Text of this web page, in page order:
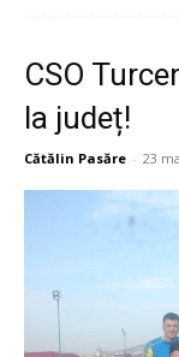
CSO
la județ!
Cătălin Pasăre - 23